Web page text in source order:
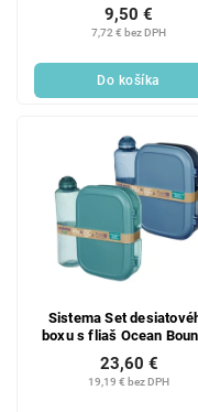
farieb
7,72 € bez DPH
9,50 €
Do košíka
Sistema Set
boxu s fliaš Ocean
Olovrantový box Ribbon
Lunch 1,1 la fľaša Swift
ml, mix
19,19 € bez DPH
23,60 €